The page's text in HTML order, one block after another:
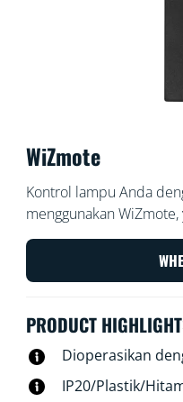
WiZmote
Kontrol lampu Anda
menggunakan
produk WiZ dan
Nyalakan atau matikan
cahaya ruangan, setel
nonaktif.
PRODUCT
Dioperasikan
IP20/Plastik/